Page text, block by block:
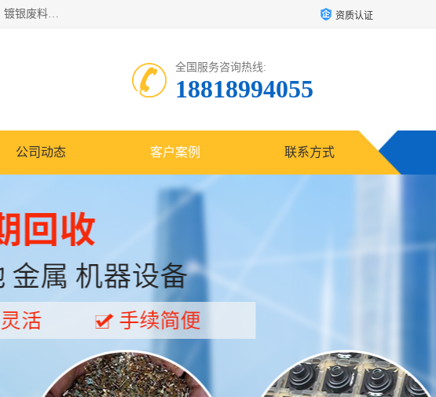
工厂废料物资回收,深圳废品站回收,五金塑料回收欢迎有金属、塑料、电子、电线、废旧设备、废铜、锡渣、线路板、镀银废料、废IC、电子零件、电子脚，等其他废旧物资的单位及个人联系洽谈。对提供息者我们可以提供优厚的业务提成（佣金）。 资质认证
全国服务咨询热线:
18818994055
公司动态 客户案例 联系方式